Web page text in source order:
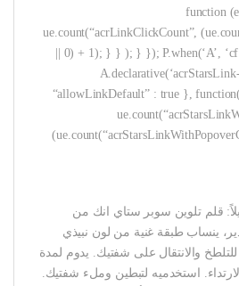
function
ue.count(“acrLinkClickCount”,
|| 0) + 1); } } ); } }); P.when(‘A’,
“allowLinkDefault” : true },
قلم تلوين سوبر ستاي انك من
ينساب طبقة غنية من لون نبيذي
للتلطخ والانتقال على شفتيك. يدوم لمدة